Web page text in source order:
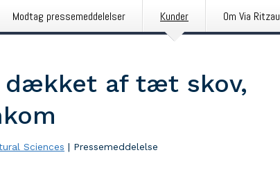
Modtag pressemeddelelser Kunder Om Via Ritzau
dækket af tæt skov,
Sciences | Pressemeddelelse